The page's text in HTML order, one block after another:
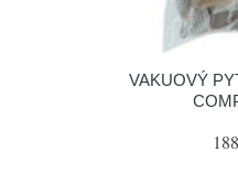
VAKUOVÝ